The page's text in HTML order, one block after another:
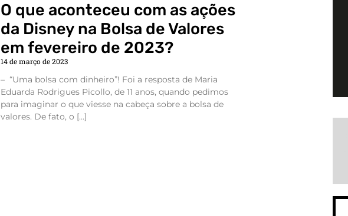
O que aconteceu com as ações
da Disney na Bolsa de Valores
em fevereiro de 2023?
14 de março de 2023
– “Uma bolsa com dinheiro”! Foi a resposta de Maria
Eduarda Rodrigues Picollo, de 11 anos, quando pedimos
para imaginar o que viesse na cabeça sobre a bolsa de
valores. De fato, o […]